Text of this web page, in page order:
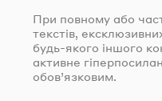
При повному або
текстів,
будь-якого іншого
активне
обов’язковим.